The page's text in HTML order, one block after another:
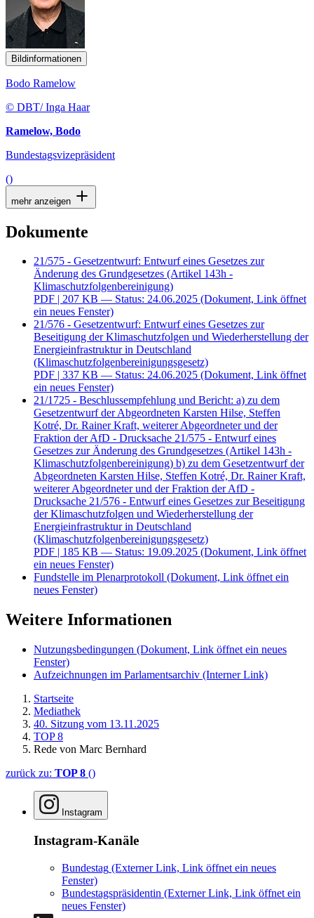
Bildinformationen
Bodo Ramelow
© DBT/ Inga Haar
Ramelow, Bodo
Bundestagsvizepräsident
()
mehr anzeigen
Dokumente
21/575 - Gesetzentwurf: Entwurf eines Gesetzes zur
Änderung des Grundgesetzes (Artikel 143h -
Klimaschutzfolgenbereinigung)
PDF | 207 KB — Status: 24.06.2025 (Dokument, Link öffnet
ein neues Fenster)
21/576 - Gesetzentwurf: Entwurf eines Gesetzes zur
Beseitigung der Klimaschutzfolgen und Wiederherstellung der
Energieinfrastruktur in Deutschland
(Klimaschutzfolgenbereinigungsgesetz)
PDF | 337 KB — Status: 24.06.2025 (Dokument, Link öffnet
ein neues Fenster)
21/1725 - Beschlussempfehlung und Bericht: a) zu dem
Gesetzentwurf der Abgeordneten Karsten Hilse, Steffen
Kotré, Dr. Rainer Kraft, weiterer Abgeordneter und der
Fraktion der AfD - Drucksache 21/575 - Entwurf eines
Gesetzes zur Änderung des Grundgesetzes (Artikel 143h -
Klimaschutzfolgenbereinigung) b) zu dem Gesetzentwurf der
Abgeordneten Karsten Hilse, Steffen Kotré, Dr. Rainer Kraft,
weiterer Abgeordneter und der Fraktion der AfD -
Drucksache 21/576 - Entwurf eines Gesetzes zur Beseitigung
der Klimaschutzfolgen und Wiederherstellung der
Energieinfrastruktur in Deutschland
(Klimaschutzfolgenbereinigungsgesetz)
PDF | 185 KB — Status: 19.09.2025 (Dokument, Link öffnet
ein neues Fenster)
Fundstelle im Plenarprotokoll (Dokument, Link öffnet ein
neues Fenster)
Weitere Informationen
Nutzungsbedingungen (Dokument, Link öffnet ein neues
Fenster)
Aufzeichnungen im Parlamentsarchiv (Interner Link)
Startseite
Mediathek
40. Sitzung vom 13.11.2025
TOP 8
Rede von Marc Bernhard
zurück zu: TOP 8 ()
Instagram
Instagram-Kanäle
Bundestag (Externer Link, Link öffnet ein neues
Fenster)
Bundestagspräsidentin (Externer Link, Link öffnet ein
neues Fenster)